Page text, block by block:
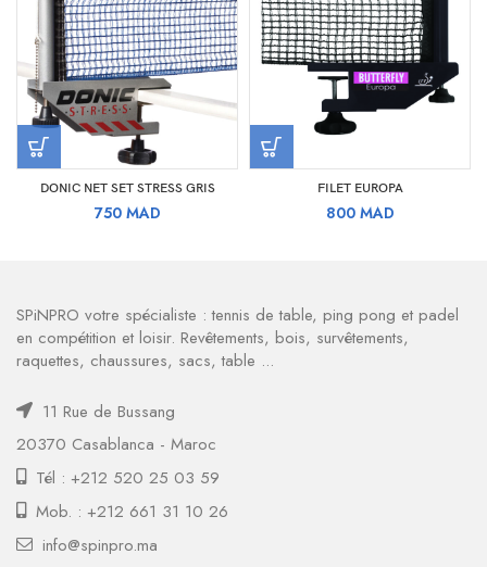
DONIC NET SET STRESS GRIS
750 MAD
FILET EUROPA
800 MAD
SPiNPRO votre spécialiste : tennis de table, ping pong et padel
en compétition et loisir. Revêtements, bois, survêtements,
raquettes, chaussures, sacs, table ...
11 Rue de Bussang
20370 Casablanca - Maroc
Tél : +212 520 25 03 59
Mob. : +212 661 31 10 26
info@spinpro.ma